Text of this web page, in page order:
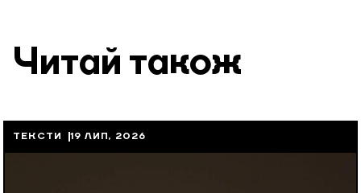
Читай також
ТЕКСТИ 19 ЛИП, 2026